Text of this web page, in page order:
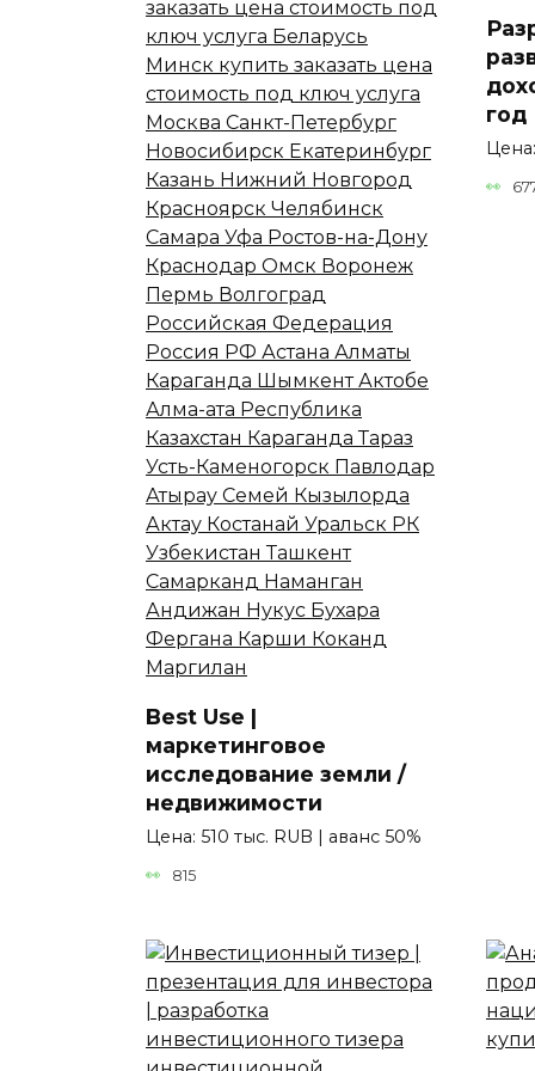
Best Use |
маркетинговое
исследование земли /
недвижимости
Цена: 510 тыс. RUB | аванс 50%
815
год